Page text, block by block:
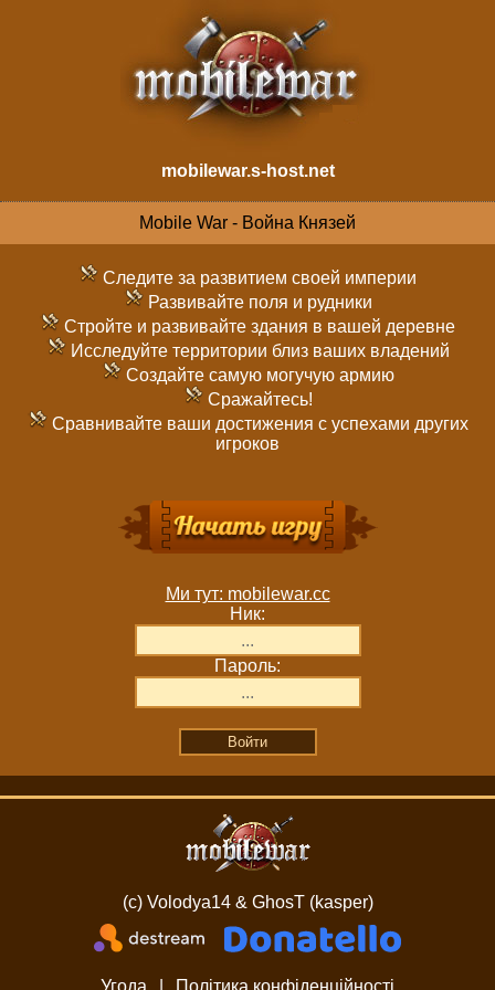
mobilewar.s-host.net
Mobile War - Война Князей
Следите за развитием своей империи
Развивайте поля и рудники
Стройте и развивайте здания в вашей деревне
Исследуйте территории близ ваших владений
Создайте самую могучую армию
Сражайтесь!
Сравнивайте ваши достижения с успехами других
игроков
Ми тут: mobilewar.cc
Ник:
Пароль:
(c) Volodya14 & GhosT (kasper)